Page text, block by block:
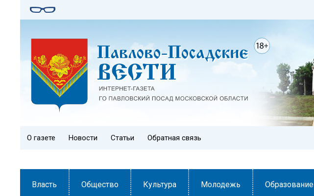
О газете Новости Статьи Обратная связь
Власть Общество Культура Молодежь Образование